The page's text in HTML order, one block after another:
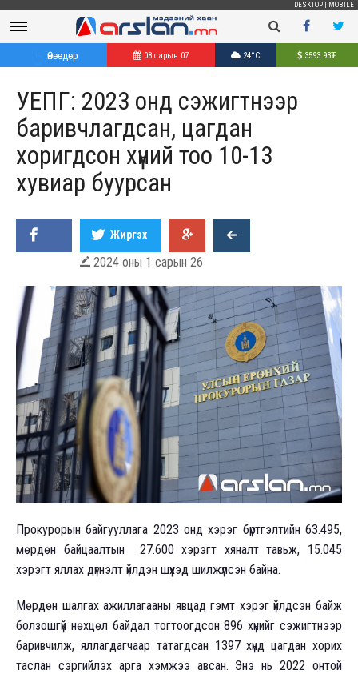
DESKTOP MOBILE
Өнөөдөр 08 сарын 07 24°C 3593.93₮
УЕПГ: 2023 онд сэжигтнээр
баривчлагдсан, цагдан
хоригдсон хүний тоо 10-13
хувиар буурсан
Жиргэх
 2024 оны 1 сарын 26
Прокурорын байгууллага 2023 онд хэрэг бүртгэлтийн 63.495,
мөрдөн байцаалтын 27.600 хэрэгт хяналт тавьж, 15.045
хэрэгт яллах дүгнэлт үйлдэн шүүхэд шилжүүлсэн байна.
Мөрдөн шалгах ажиллагааны явцад гэмт хэрэг үйлдсэн байж
болзошгүй нөхцөл байдал тогтоогдсон 896 хүнийг сэжигтнээр
баривчилж, яллагдагчаар татагдсан 1397 хүнд цагдан хорих
таслан сэргийлэх арга хэмжээ авсан. Энэ нь 2022 онтой